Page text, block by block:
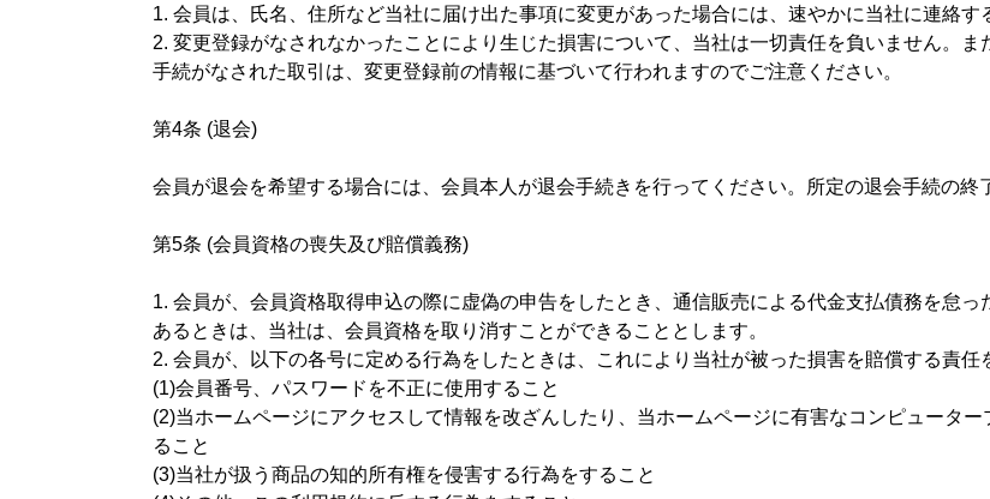
1. 会員は、氏名、住所など当社に届け出た事項に変更があった場合には、速やかに当社に連絡す
2. 変更登録がなされなかったことにより生じた損害について、当社は一切責任を負いません。
手続がなされた取引は、変更登録前の情報に基づいて行われますのでご注意ください。
第4条 (退会)
会員が退会を希望する場合には、会員本人が退会手続きを行ってください。所定の退会手続の終
第5条 (会員資格の喪失及び賠償義務)
1. 会員が、会員資格取得申込の際に虚偽の申告をしたとき、通信販売による代金支払債務を怠
あるときは、当社は、会員資格を取り消すことができることとします。
2. 会員が、以下の各号に定める行為をしたときは、これにより当社が被った損害を賠償する責任
(1)会員番号、パスワードを不正に使用すること
(2)当ホームページにアクセスして情報を改ざんしたり、当ホームページに有害なコンピュータ
ること
(3)当社が扱う商品の知的所有権を侵害する行為をすること